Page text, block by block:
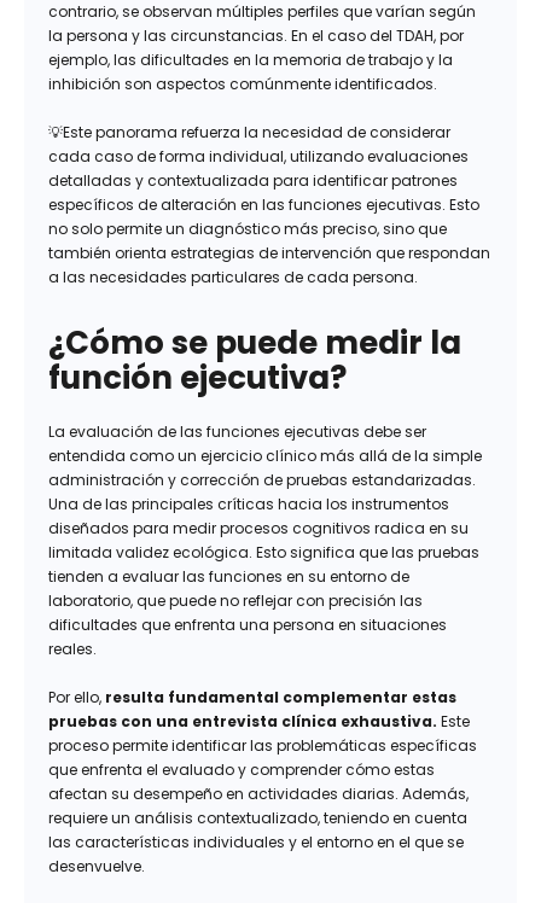
contrario, se observan múltiples perfiles que varían según
la persona y las circunstancias. En el caso del TDAH, por
ejemplo, las dificultades en la memoria de trabajo y la
inhibición son aspectos comúnmente identificados.
💡Este panorama refuerza la necesidad de considerar
cada caso de forma individual, utilizando evaluaciones
detalladas y contextualizada para identificar patrones
específicos de alteración en las funciones ejecutivas. Esto
no solo permite un diagnóstico más preciso, sino que
también orienta estrategias de intervención que respondan
a las necesidades particulares de cada persona.
¿Cómo se puede medir la
función ejecutiva?
La evaluación de las funciones ejecutivas debe ser
entendida como un ejercicio clínico más allá de la simple
administración y corrección de pruebas estandarizadas.
Una de las principales críticas hacia los instrumentos
diseñados para medir procesos cognitivos radica en su
limitada validez ecológica. Esto significa que las pruebas
tienden a evaluar las funciones en su entorno de
laboratorio, que puede no reflejar con precisión las
dificultades que enfrenta una persona en situaciones
reales.
Por ello, resulta fundamental complementar estas
pruebas con una entrevista clínica exhaustiva. Este
proceso permite identificar las problemáticas específicas
que enfrenta el evaluado y comprender cómo estas
afectan su desempeño en actividades diarias. Además,
requiere un análisis contextualizado, teniendo en cuenta
las características individuales y el entorno en el que se
desenvuelve.